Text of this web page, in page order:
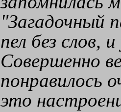
"Загадочный
пел без слов,
Совершенно
понравилось
это